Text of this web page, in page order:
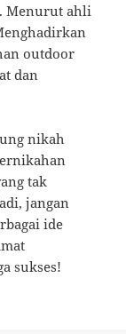
Menurut ahli
outdoor
dan
nikah
tak
jangan
ide
sukses!